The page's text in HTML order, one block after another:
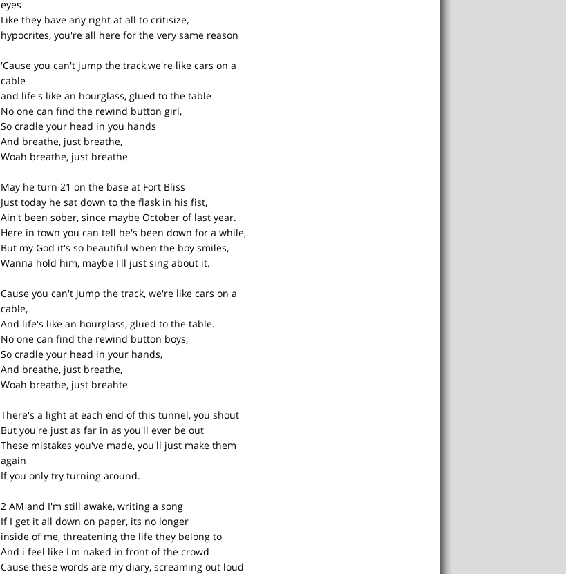
eyes
Like they have any right at all to critisize,
hypocrites, you're all here for the very same reason
'Cause you can't jump the track,we're like cars on a
cable
and life's like an hourglass, glued to the table
No one can find the rewind button girl,
So cradle your head in you hands
And breathe, just breathe,
Woah breathe, just breathe
May he turn 21 on the base at Fort Bliss
Just today he sat down to the flask in his fist,
Ain't been sober, since maybe October of last year.
Here in town you can tell he's been down for a while,
But my God it's so beautiful when the boy smiles,
Wanna hold him, maybe I'll just sing about it.
Cause you can't jump the track, we're like cars on a
cable,
And life's like an hourglass, glued to the table.
No one can find the rewind button boys,
So cradle your head in your hands,
And breathe, just breathe,
Woah breathe, just breahte
There's a light at each end of this tunnel, you shout
But you're just as far in as you'll ever be out
These mistakes you've made, you'll just make them
again
If you only try turning around.
2 AM and I'm still awake, writing a song
If I get it all down on paper, its no longer
inside of me, threatening the life they belong to
And i feel like I'm naked in front of the crowd
Cause these words are my diary, screaming out loud